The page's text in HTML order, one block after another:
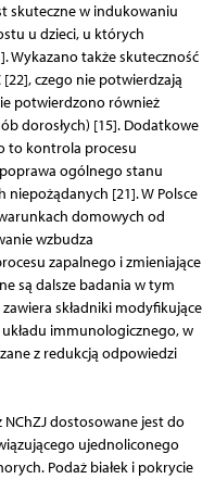
skuteczne w indukowaniu
u dzieci, u których
Wykazano także skuteczność
[22], czego nie potwierdzają
potwierdzono również
dorosłych) [15]. Dodatkowe
to kontrola procesu
ogólnego stanu
[21]. W Polsce
domowych od
wzbudza
zapalnego i zmieniające
są dalsze badania w tym
składniki modyfikujące
układu immunologicznego, w
z redukcją odpowiedzi
dostosowane jest do
ujednoliconego
Podaż białek i pokrycie